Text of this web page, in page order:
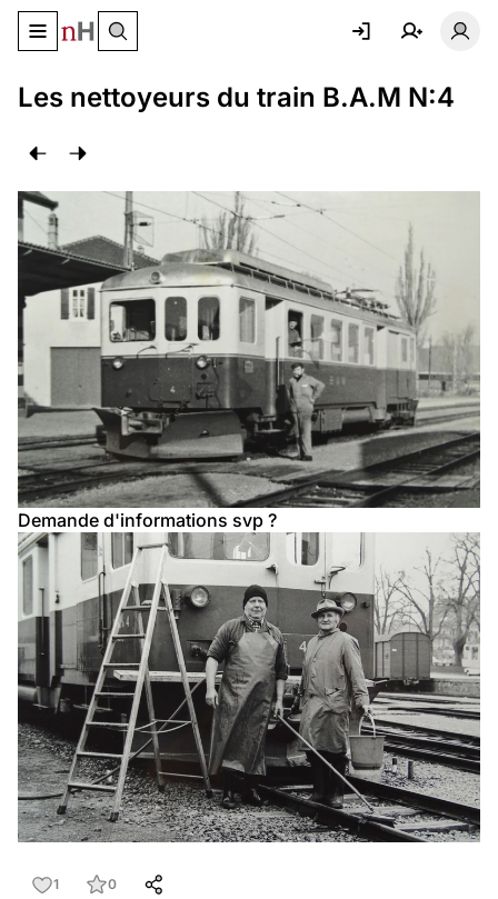
Basculer le menu de navigation
Les nettoyeurs du train B.A.M N:4
Demande d'informations svp ?
1
0